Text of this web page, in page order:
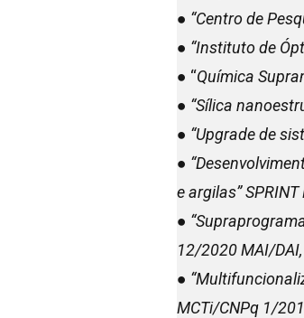
● “Centro de
● “Instituto de
● “Química
● “Sílica
● “Upgrade de
●
e argilas”
● “
12/2020 MAI/
●
MCTi/CNPq 1/